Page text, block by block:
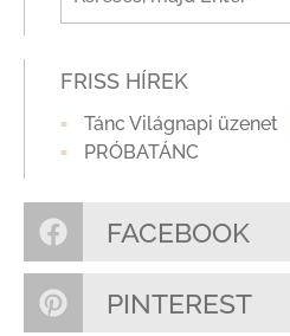
FRISS HÍREK
Tánc Világnapi üzenet
PRÓBATÁNC
FACEBOOK
PINTEREST